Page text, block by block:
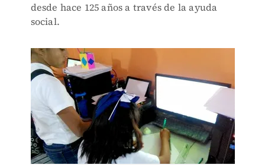
desde hace 125 años a través de la ayuda
social.